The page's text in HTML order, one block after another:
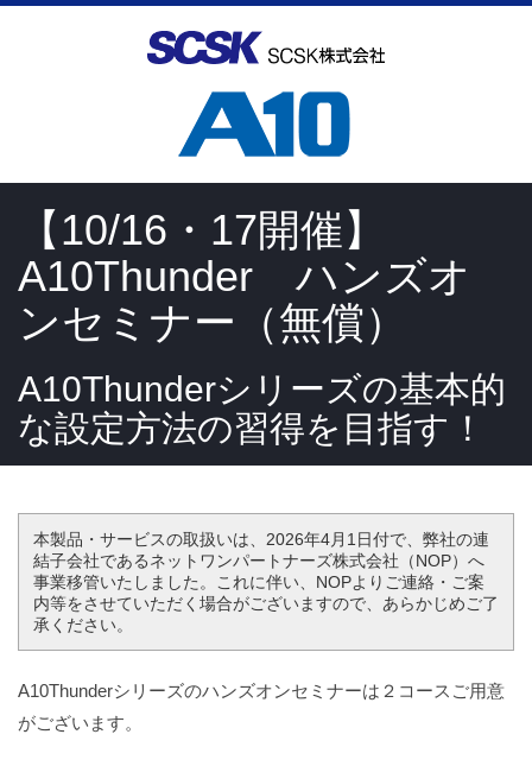
【10/16・17開催】
A10Thunder ハンズオ
ンセミナー（無償）
A10Thunderシリーズの基本的
な設定方法の習得を目指す！
本製品・サービスの取扱いは、2026年4月1日付で、弊社の連
結子会社であるネットワンパートナーズ株式会社（NOP）へ
事業移管いたしました。これに伴い、NOPよりご連絡・ご案
内等をさせていただく場合がございますので、あらかじめご了
承ください。
A10Thunderシリーズのハンズオンセミナーは２コースご用意
がございます。